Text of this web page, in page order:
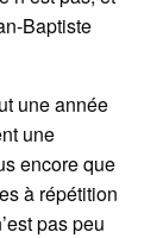
Baptiste
une année
une
encore que
à répétition
pas peu